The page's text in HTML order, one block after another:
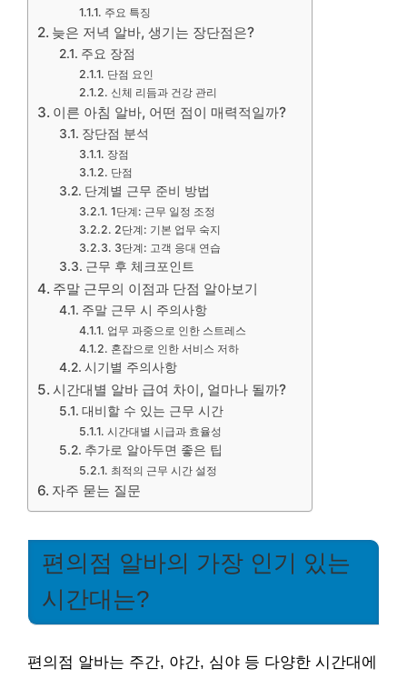
주요 특징
늦은 저녁 알바, 생기는 장단점은?
주요 장점
단점 요인
신체 리듬과 건강 관리
이른 아침 알바, 어떤 점이 매력적일까?
장단점 분석
장점
단점
단계별 근무 준비 방법
1단계: 근무 일정 조정
2단계: 기본 업무 숙지
3단계: 고객 응대 연습
근무 후 체크포인트
주말 근무의 이점과 단점 알아보기
주말 근무 시 주의사항
업무 과중으로 인한 스트레스
혼잡으로 인한 서비스 저하
시기별 주의사항
시간대별 알바 급여 차이, 얼마나 될까?
대비할 수 있는 근무 시간
시간대별 시급과 효율성
추가로 알아두면 좋은 팁
최적의 근무 시간 설정
자주 묻는 질문
편의점 알바의 가장 인기 있는
시간대는?
편의점 알바는 주간, 야간, 심야 등 다양한 시간대에